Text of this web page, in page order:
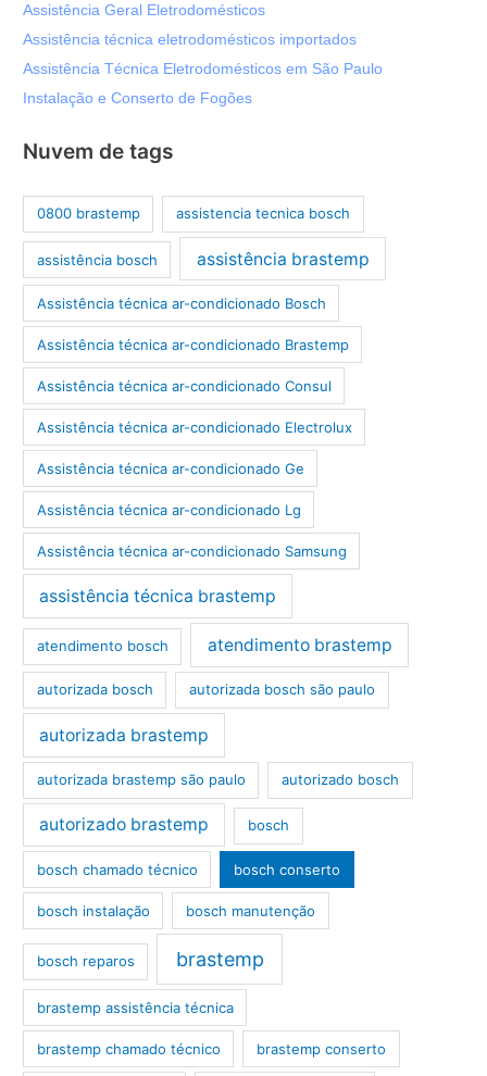
Assistência Geral Eletrodomésticos
Assistência técnica eletrodomésticos importados
Assistência Técnica Eletrodomésticos em São Paulo
Instalação e Conserto de Fogões
Nuvem de tags
0800 brastemp assistencia tecnica bosch
assistência bosch assistência brastemp
Assistência técnica ar-condicionado Bosch
Assistência técnica ar-condicionado Brastemp
Assistência técnica ar-condicionado Consul
Assistência técnica ar-condicionado Electrolux
Assistência técnica ar-condicionado Ge
Assistência técnica ar-condicionado Lg
Assistência técnica ar-condicionado Samsung
assistência técnica brastemp
atendimento bosch atendimento brastemp
autorizada bosch autorizada bosch são paulo
autorizada brastemp
autorizada brastemp são paulo autorizado bosch
autorizado brastemp bosch
bosch chamado técnico bosch conserto
bosch instalação bosch manutenção
bosch reparos brastemp
brastemp assistência técnica
brastemp chamado técnico brastemp conserto